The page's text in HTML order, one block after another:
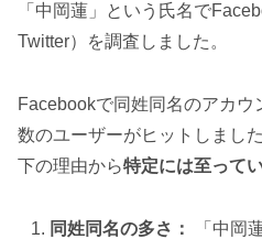
「中岡蓮」という氏名で
Twitter）を調査しました。
Facebookで同姓同名のアカ
数のユーザーがヒットしまし
下の理由から特定には至って
同姓同名の多さ：
「中岡